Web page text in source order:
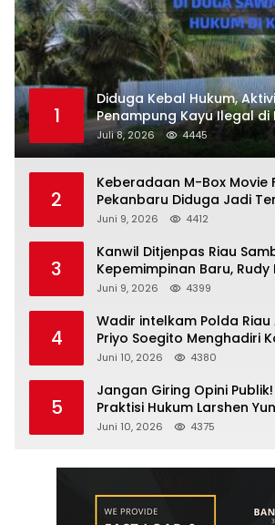
1
Diduga Kebal Hukum,
Penampung Kayu Ilegal di
Soroti Komitmen
Kampar
Juli 8, 2026 4445
2
Keberadaan M-Box Movie
Pekanbaru Diduga Jadi
Warga Resah Minta
Juni 9, 2026 4412
3
Kanwil Ditjenpas Riau
Kepemimpinan Baru, Rudy
Sianturi Resmi Menjabat
Juni 9, 2026 4399
4
Wadir intelkam Polda Riau
Priyo Soegito Menghadiri
Selamatkan Lingkungan
Juni 10, 2026 4380
5
Jangan Giring Opini
Praktisi Hukum Larshen
Tuduhan Soal Gelar
Juni 10, 2026 4375